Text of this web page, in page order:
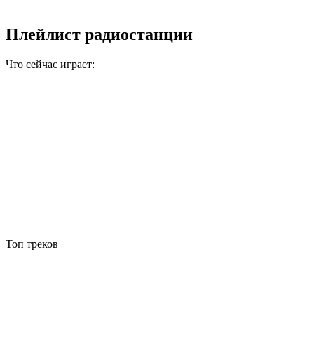
Плейлист радиостанции
Что сейчас играет:
Топ треков